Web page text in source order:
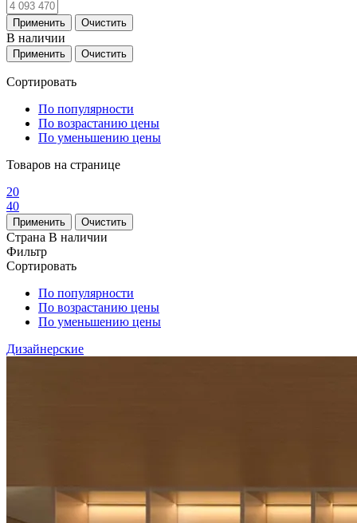
В наличии
Сортировать
По популярности
По возрастанию цены
По уменьшению цены
Товаров на странице
20
40
Страна В наличии
Фильтр
Сортировать
По популярности
По возрастанию цены
По уменьшению цены
Дизайнерские